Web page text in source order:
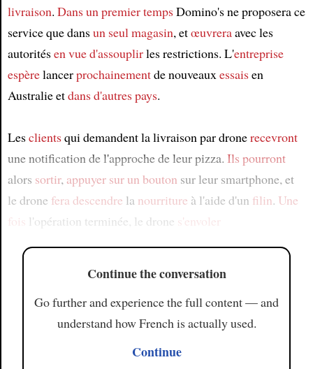
Article
livraison. Dans un premier tempsDomino's ne proposera ce
service que dansun seul magasin, etœuvreraavec les
autoritésen vue d'assouplirles restrictions. L'entreprise
espèrelancerprochainementde nouveauxessaisen
Australie etdans d'autres pays.
Lesclientsqui demandent la livraison par dronerecevront
une notification de l'approche de leur pizza. Ils pourront
alors sortir, appuyer sur un bouton sur leur smartphone, et
le drone fera descendre la nourriture à l'aide d'un filin. Une
fois l'opération terminée, le drone s'envoler
Continue the conversation
Go further and experience the full content — and
understand how French is actually used.
Continue